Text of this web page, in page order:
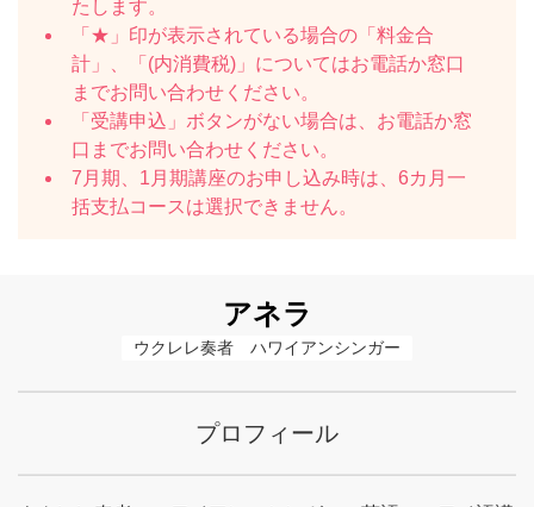
たします。
「★」印が表示されている場合の「料金合
計」、「(内消費税)」についてはお電話か窓口
までお問い合わせください。
「受講申込」ボタンがない場合は、お電話か窓
口までお問い合わせください。
7月期、1月期講座のお申し込み時は、6カ月一
括支払コースは選択できません。
アネラ
ウクレレ奏者　ハワイアンシンガー
プロフィール